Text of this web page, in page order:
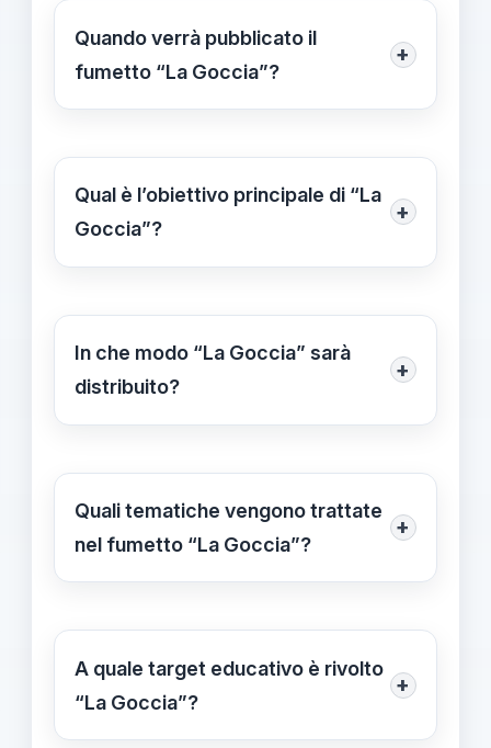
Quando verrà pubblicato il
fumetto “La Goccia”?
+
Il fumetto “La Goccia” sarà
speciale data in cui verrà reso
accessibile gratuitamente sul sito del
Qual è l’obiettivo principale di “La
Goccia”?
+
L’obiettivo è sensibilizzare studenti e
alluvione e crisi idriche, promuovendo
comportamenti corretti e pratiche di
In che modo “La Goccia” sarà
distribuito?
+
Oltre alla versione digitale accessibile
durante la Settimana Nazionale della
Protezione Civile, dal 5 al 13 ottobre
Quali tematiche vengono trattate
nel fumetto “La Goccia”?
+
Il fumetto affronta temi fondamentali
idriche, e l’importanza di
comportamenti responsabili e
A quale target educativo è rivolto
“La Goccia”?
+